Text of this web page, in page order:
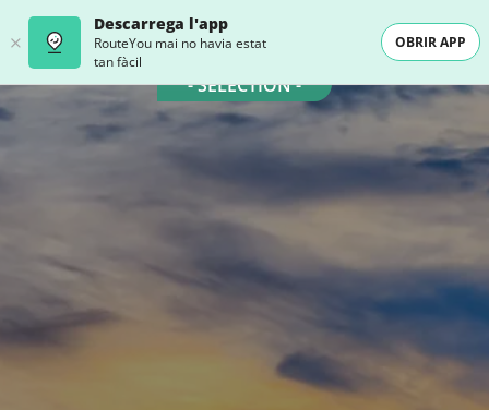
Descarrega l'app
RouteYou mai no havia estat
tan fàcil
OBRIR APP
- SELECTION -